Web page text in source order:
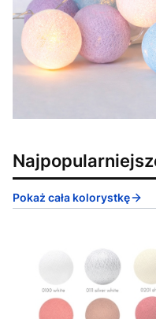
Pokaż cała kolorystkę